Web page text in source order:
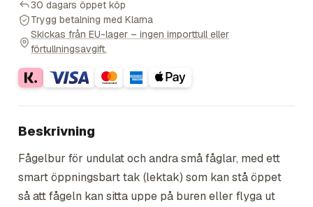
30 dagars öppet köp
Trygg betalning med Klarna
Skickas från EU-lager – ingen importtull eller
förtullningsavgift.
Beskrivning
Fågelbur för undulat och andra små fåglar, med ett
smart öppningsbart tak (lektak) som kan stå öppet
så att fågeln kan sitta uppe på buren eller flyga ut